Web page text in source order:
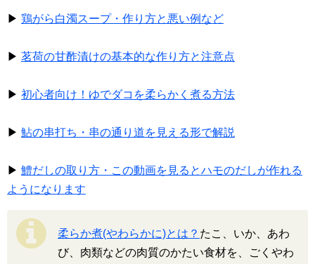
▶ 鶏がら白濁スープ・作り方と悪い例など
▶ 茗荷の甘酢漬けの基本的な作り方と注意点
▶ 初心者向け！ゆでダコを柔らかく煮る方法
▶ 鮎の串打ち・串の通り道を見える形で解説
▶ 鱧だしの取り方・この動画を見るとハモのだしが作れる
ようになります
柔らか煮(やわらかに)とは？ たこ、いか、あわ
び、肉類などの肉質のかたい食材を、ごくやわ